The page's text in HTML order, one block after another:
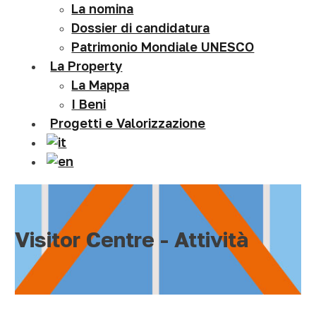
La nomina
Dossier di candidatura
Patrimonio Mondiale UNESCO
La Property
La Mappa
I Beni
Progetti e Valorizzazione
Visitor Centre - Attività